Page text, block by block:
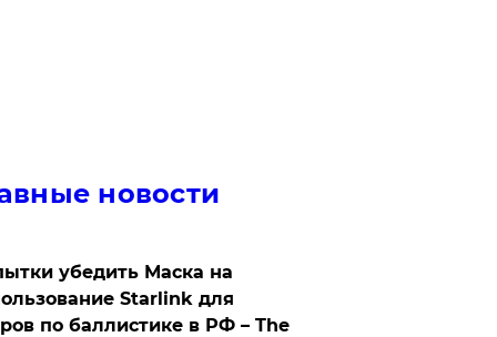
новости
убедить Маска на
Starlink для
по баллистике в РФ – The